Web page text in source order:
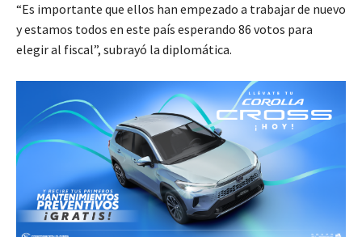
“Es importante que ellos han empezado a trabajar de nuevo
y estamos todos en este país esperando 86 votos para
elegir al fiscal”, subrayó la diplomática.